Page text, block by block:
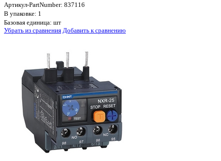
Артикул-PartNumber: 837116
В упаковке: 1
Базовая единица: шт
Убрать из сравнения Добавить к сравнению